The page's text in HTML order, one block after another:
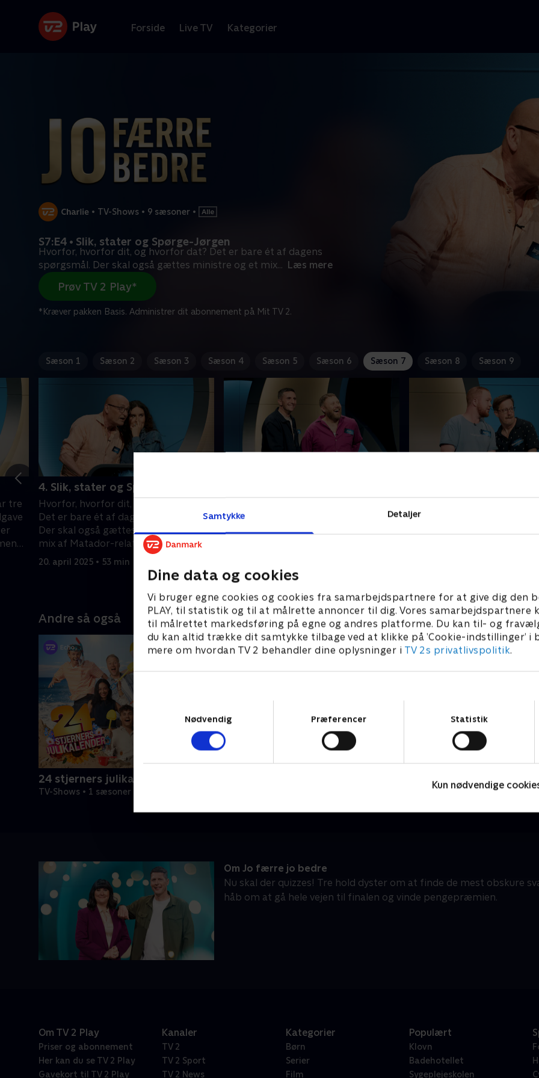
Samtykke Detaljer
Dine data og cookies
Vi bruger egne cookies og cookies fra samarbejdspartnere for at give dig den
PLAY, til statistik og til at målrette annoncer til dig. Vores samarbejdspartnere
til målrettet markedsføring på egne og andres platforme. Du kan til- og
du kan altid trække dit samtykke tilbage ved at klikke på ’Cookie-indstillinger’ i
mere om hvordan TV 2 behandler dine oplysninger i TV 2s privatlivspolitik.
Nødvendig
Præferencer Statistik
Kun nødvendige
Forside Live TV Kategorier
• TV-Shows • 9 sæsoner •
S7:E4 • Slik, stater og Spørge-Jørgen
Hvorfor, hvorfor dit, og hvorfor dat? Det er bare ét af dagens
spørgsmål. Der skal også gættes ministre og et mix... Læs mere
Prøv TV 2 Play*
*Kræver pakken Basis. Administrer dit abonnement på Mit TV 2.
Sæson 1 Sæson 2 Sæson 3 Sæson 4 Sæson 5 Sæson 6 Sæson 7 Sæson 8 Sæson 9
tre
4. Slik, stater og Spørge-Jørgen
Hvorfor, hvorfor dit, og hvorfor dat?
Det er bare ét af dagens spørgsmål.
Der skal også gættes ministre og et
mix af Matador-relaterede emner.
20. april 2025 • 53 min
Mathias Hammer og Lars Jørgensen
har allieret sig med tre eksperter i en
Vi skal mindes en række
Andre så også
24 stjerners julikalender
TV-Shows • 1 sæsoner
Om Jo færre jo bedre
Nu skal der quizzes! Tre hold dyster om at finde de mest obskure
håb om at gå hele vejen til finalen og vinde pengepræmien.
Om TV 2 Play
Priser og abonnement
Her kan du se TV 2 Play
Gavekort til TV 2 Play
Kanaler
TV 2
TV 2 Sport
TV 2 News
Kategorier
Børn
Serier
Film
Populært
Klovn
Badehotellet
Sygeplejeskolen